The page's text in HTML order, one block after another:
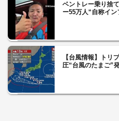
ベントレー乗り捨
ー55万人“自称イ
【台風情報】ト
圧“台風のたまご”